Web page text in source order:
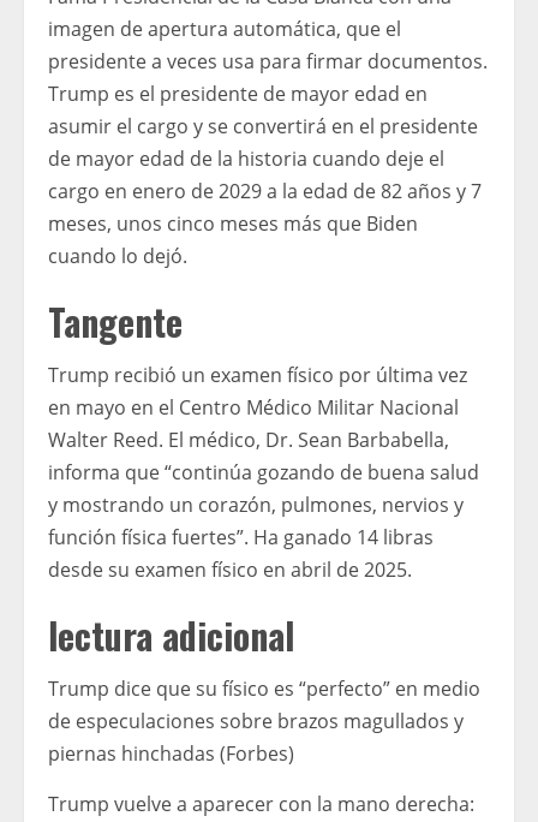
imagen de apertura automática, que el
presidente a veces usa para firmar documentos.
Trump es el presidente de mayor edad en
asumir el cargo y se convertirá en el presidente
de mayor edad de la historia cuando deje el
cargo en enero de 2029 a la edad de 82 años y 7
meses, unos cinco meses más que Biden
cuando lo dejó.
Tangente
Trump recibió un examen físico por última vez
en mayo en el Centro Médico Militar Nacional
Walter Reed. El médico, Dr. Sean Barbabella,
informa que “continúa gozando de buena salud
y mostrando un corazón, pulmones, nervios y
función física fuertes”. Ha ganado 14 libras
desde su examen físico en abril de 2025.
lectura adicional
Trump dice que su físico es “perfecto” en medio
de especulaciones sobre brazos magullados y
piernas hinchadas (Forbes)
Trump vuelve a aparecer con la mano derecha: